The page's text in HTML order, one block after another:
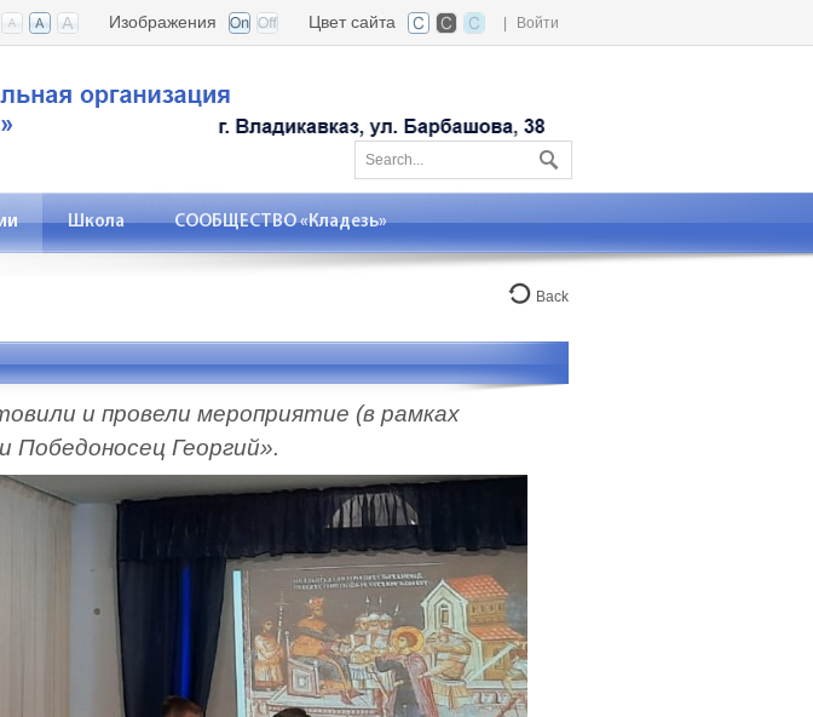
Войти
Цвет сайта
Изображения
Школа СООБЩЕСТВО «Кладезь»
Back
и провели мероприятие (в рамках
Победоносец Георгий».